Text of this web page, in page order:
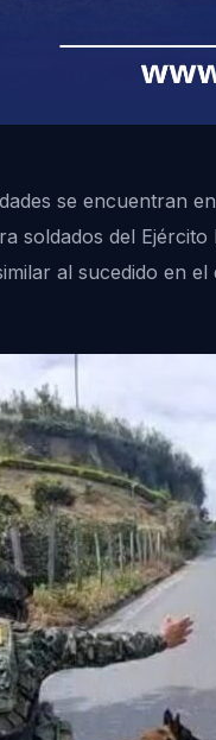
se encuentran
soldados del
al sucedido en